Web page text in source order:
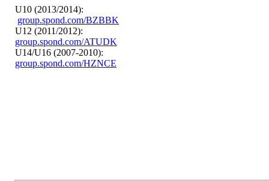
U10 (2013/2014):
group.spond.com/BZBBK
U12 (2011/2012):
group.spond.com/ATUDK
U14/U16 (2007-2010):
group.spond.com/HZNCE